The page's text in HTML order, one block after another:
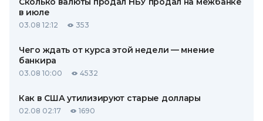
в июле
03.08 12:12 353
Чего ждать от курса этой недели — мнение
банкира
03.08 10:00 4532
Как в США утилизируют старые доллары
02.08 02:17 1690